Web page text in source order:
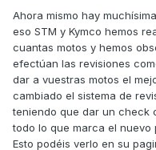
Ahora mismo hay
eso STM y Kymco hemos
cuantas motos y hemos
efectúan las revisiones
dar a vuestras motos el
cambiado el sistema de
teniendo que dar un check
todo lo que marca el nuevo
Esto podéis verlo en su